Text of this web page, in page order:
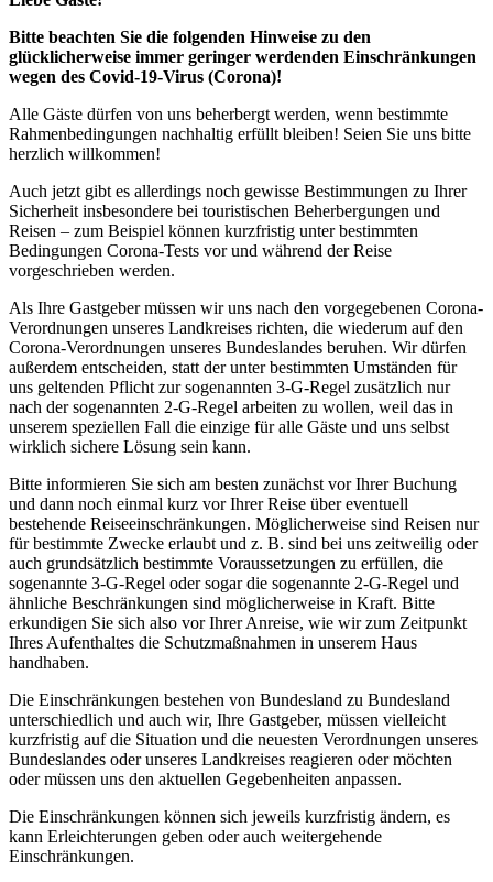
Bitte beachten Sie die folgenden Hinweise zu den
glücklicherweise immer geringer werdenden Einschränkungen
wegen des Covid-19-Virus (Corona)!
Alle Gäste dürfen von uns beherbergt werden, wenn bestimmte
Rahmenbedingungen nachhaltig erfüllt bleiben! Seien Sie uns bitte
herzlich willkommen!
Auch jetzt gibt es allerdings noch gewisse Bestimmungen zu Ihrer
Sicherheit insbesondere bei touristischen Beherbergungen und
Reisen – zum Beispiel können kurzfristig unter bestimmten
Bedingungen Corona-Tests vor und während der Reise
vorgeschrieben werden.
Als Ihre Gastgeber müssen wir uns nach den vorgegebenen Corona-
Verordnungen unseres Landkreises richten, die wiederum auf den
Corona-Verordnungen unseres Bundeslandes beruhen. Wir dürfen
außerdem entscheiden, statt der unter bestimmten Umständen für
uns geltenden Pflicht zur sogenannten 3-G-Regel zusätzlich nur
nach der sogenannten 2-G-Regel arbeiten zu wollen, weil das in
unserem speziellen Fall die einzige für alle Gäste und uns selbst
wirklich sichere Lösung sein kann.
Bitte informieren Sie sich am besten zunächst vor Ihrer Buchung
und dann noch einmal kurz vor Ihrer Reise über eventuell
bestehende Reiseeinschränkungen. Möglicherweise sind Reisen nur
für bestimmte Zwecke erlaubt und z. B. sind bei uns zeitweilig oder
auch grundsätzlich bestimmte Voraussetzungen zu erfüllen, die
sogenannte 3-G-Regel oder sogar die sogenannte 2-G-Regel und
ähnliche Beschränkungen sind möglicherweise in Kraft. Bitte
erkundigen Sie sich also vor Ihrer Anreise, wie wir zum Zeitpunkt
Ihres Aufenthaltes die Schutzmaßnahmen in unserem Haus
handhaben.
Die Einschränkungen bestehen von Bundesland zu Bundesland
unterschiedlich und auch wir, Ihre Gastgeber, müssen vielleicht
kurzfristig auf die Situation und die neuesten Verordnungen unseres
Bundeslandes oder unseres Landkreises reagieren oder möchten
oder müssen uns den aktuellen Gegebenheiten anpassen.
Die Einschränkungen können sich jeweils kurzfristig ändern, es
kann Erleichterungen geben oder auch weitergehende
Einschränkungen.